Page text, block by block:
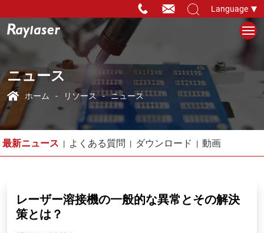
Language
ニュース
ホーム リソース ニュース
最新ニュース よくある質問 ダウンロード 動画
レーザー溶接機の一般的な異常とその解決
策とは？